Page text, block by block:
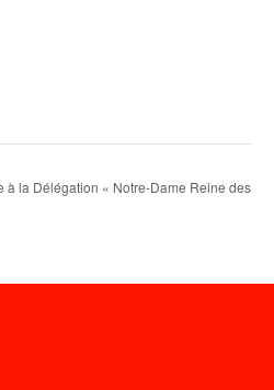
à la Délégation « Notre-Dame Reine des